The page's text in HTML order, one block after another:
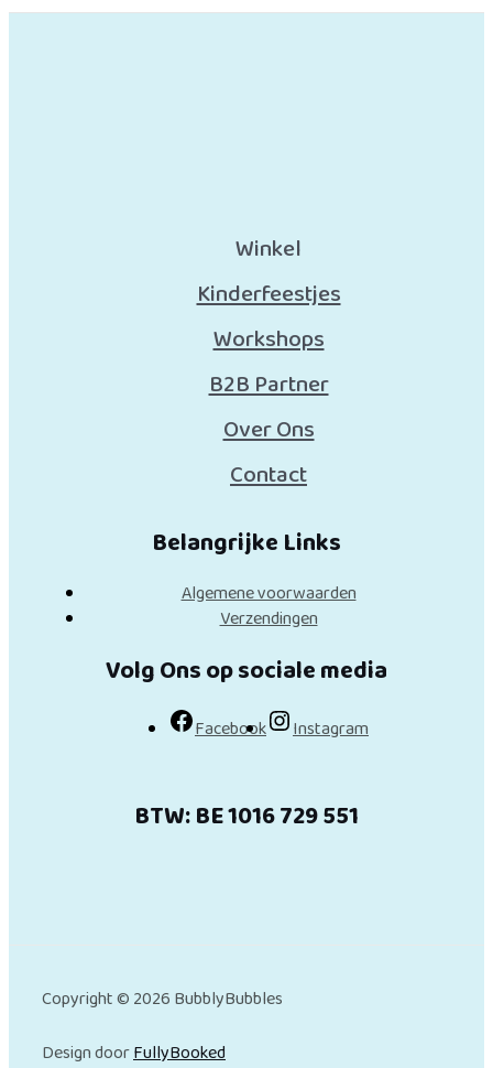
Winkel
Kinderfeestjes
Workshops
B2B Partner
Over Ons
Contact
Belangrijke Links
Algemene voorwaarden
Verzendingen
Volg Ons op sociale media
Facebook Instagram
BTW: BE 1016 729 551
Copyright © 2026 BubblyBubbles
Design doorFullyBooked